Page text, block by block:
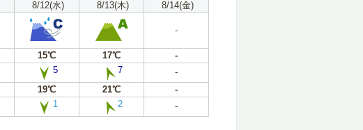
8/12(水) 8/13(木) 8/14(金)
-
15℃ 17℃
-
5 7 -
19℃ 21℃
-
1 2 -